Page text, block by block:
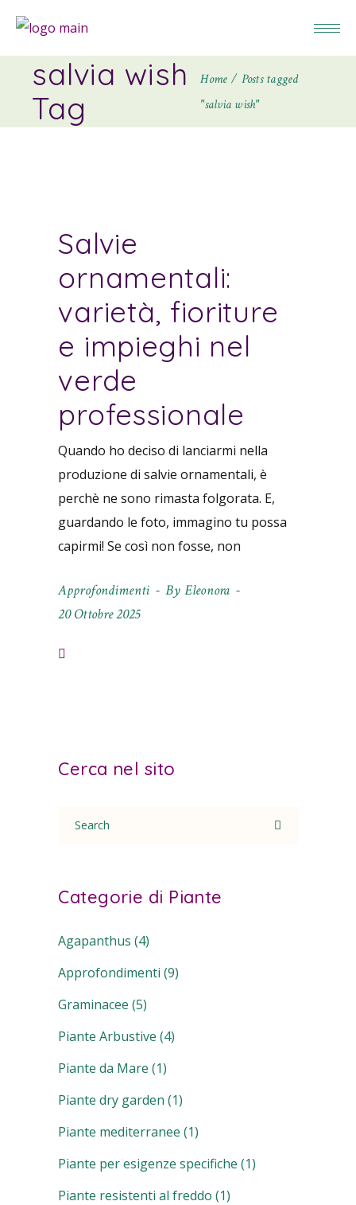
salvia wish
Tag
Home
Posts tagged
"salvia wish"
Salvie
ornamentali:
varietà, fioriture
e impieghi nel
verde
professionale
Quando ho deciso di lanciarmi nella
produzione di salvie ornamentali, è
perchè ne sono rimasta folgorata. E,
guardando le foto, immagino tu possa
capirmi! Se così non fosse, non
Approfondimenti By Eleonora
20 Ottobre 2025
Cerca nel sito
for:
Categorie di Piante
Agapanthus (4)
Approfondimenti (9)
Graminacee (5)
Piante Arbustive (4)
Piante da Mare (1)
Piante dry garden (1)
Piante mediterranee (1)
Piante per esigenze specifiche (1)
Piante resistenti al freddo (1)